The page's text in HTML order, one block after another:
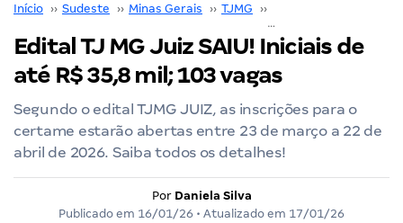
Início ›› Sudeste ›› Minas Gerais ›› TJMG ››
Edital TJ MG Juiz SAIU! Iniciais de
até R$ 35,8 mil; 103 vagas
Segundo o edital TJMG JUIZ, as inscrições para o
certame estarão abertas entre 23 de março a 22 de
abril de 2026. Saiba todos os detalhes!
Por Daniela Silva
Publicado em 16/01/26 • Atualizado em 17/01/26